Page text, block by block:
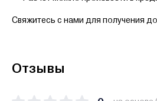
Свяжитесь с нами для получения
Отзывы